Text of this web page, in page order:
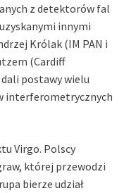
z detektorów fal
innymi
Królak (IM PAN i
(Cardiff
postawy wielu
interferometrycznych
Virgo. Polscy
której przewodzi
bierze udział